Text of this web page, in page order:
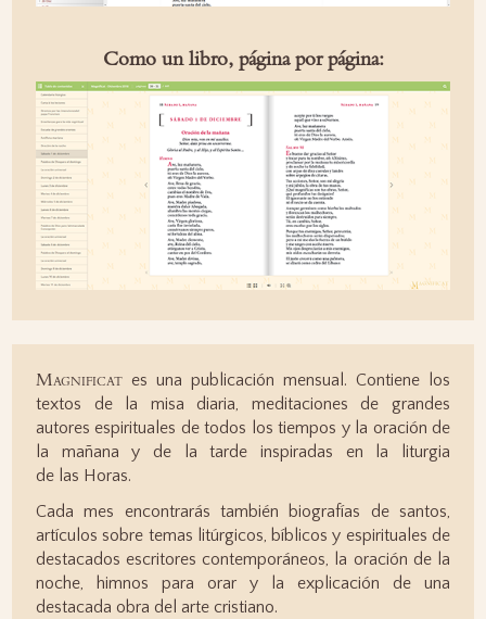
Como un libro, página por página:
Magnificat es una publicación mensual. Contiene los
textos de la misa diaria, meditaciones de grandes
autores espirituales de todos los tiempos y la oración de
la mañana y de la tarde inspiradas en la liturgia
de las Horas.
Cada mes encontrarás también biografías de santos,
artículos sobre temas litúrgicos, bíblicos y espirituales de
destacados escritores contemporáneos, la oración de la
noche, himnos para orar y la explicación de una
destacada obra del arte cristiano.